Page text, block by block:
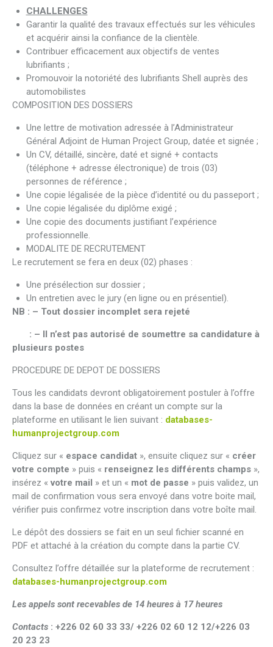
CHALLENGES
Garantir la qualité des travaux effectués sur les véhicules
et acquérir ainsi la confiance de la clientèle.
Contribuer efficacement aux objectifs de ventes
lubrifiants ;
Promouvoir la notoriété des lubrifiants Shell auprès des
automobilistes
COMPOSITION DES DOSSIERS
Une lettre de motivation adressée à l’Administrateur
Général Adjoint de Human Project Group, datée et signée ;
Un CV, détaillé, sincère, daté et signé + contacts
(téléphone + adresse électronique) de trois (03)
personnes de référence ;
Une copie légalisée de la pièce d’identité ou du passeport ;
Une copie légalisée du diplôme exigé ;
Une copie des documents justifiant l’expérience
professionnelle.
MODALITE DE RECRUTEMENT
Le recrutement se fera en deux (02) phases :
Une présélection sur dossier ;
Un entretien avec le jury (en ligne ou en présentiel).
NB : – Tout dossier incomplet sera rejeté
: – Il n’est pas autorisé de soumettre sa candidature à
plusieurs postes
PROCEDURE DE DEPOT DE DOSSIERS
Tous les candidats devront obligatoirement postuler à l’offre
dans la base de données en créant un compte sur la
plateforme en utilisant le lien suivant : databases-
humanprojectgroup.com
Cliquez sur « espace candidat », ensuite cliquez sur « créer
votre compte » puis « renseignez les différents champs »,
insérez « votre mail » et un « mot de passe » puis validez, un
mail de confirmation vous sera envoyé dans votre boite mail,
vérifier puis confirmez votre inscription dans votre boîte mail.
Le dépôt des dossiers se fait en un seul fichier scanné en
PDF et attaché à la création du compte dans la partie CV.
Consultez l’offre détaillée sur la plateforme de recrutement :
databases-humanprojectgroup.com
Les appels sont recevables de 14 heures à 17 heures
Contacts : +226 02 60 33 33/ +226 02 60 12 12/+226 03
20 23 23